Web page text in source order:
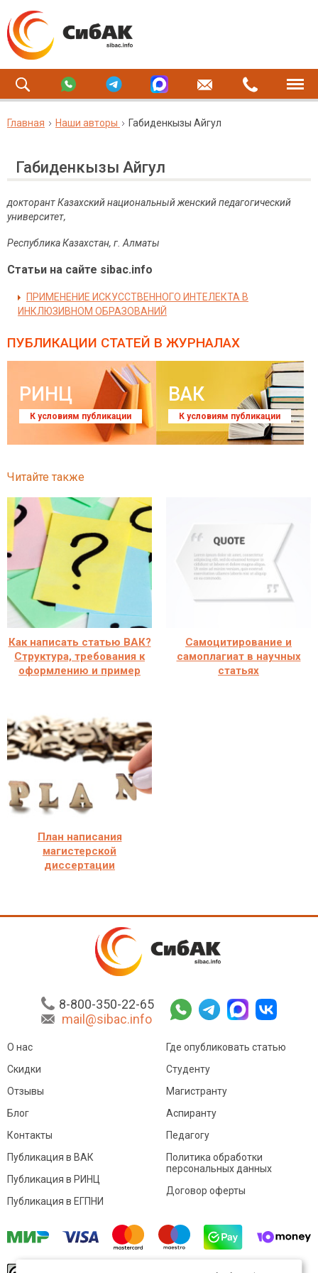
Главная Наши авторы Габиденкызы Айгул
Габиденкызы Айгул
докторантКазахский национальный женский педагогический
университет,
РеспубликаКазахстан, г Алматы
Статьи на сайте sibac.info
ПРИМЕНЕНИЕ ИСКУССТВЕННОГО ИНТЕЛЕКТА В
ИНКЛЮЗИВНОМ ОБРАЗОВАНИЙ
ПУБЛИКАЦИИ СТАТЕЙ В ЖУРНАЛАХ
РИНЦ
К условиям публикации
ВАК
К условиям публикации
Читайте также
Как написать статью ВАК?
Структура, требования к
оформлению и пример
Самоцитирование и
самоплагиат в научных
статьях
План написания
магистерской
диссертации
8-800-350-22-65
mail@sibac.info
О нас
Скидки
Отзывы
Блог
Контакты
Где опубликовать статью
Студенту
Магистранту
Аспиранту
Педагогу
Публикация в ВАК
Публикация в РИНЦ
Публикация в ЕГПНИ
Политика обработки
персональных данных
Договор оферты